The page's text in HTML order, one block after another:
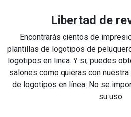
Libertad de
Encontrarás cientos de
plantillas de logotipos de
logotipos en línea. Y sí, puedes
salones como quieras con
de logotipos en línea. No se
su uso.